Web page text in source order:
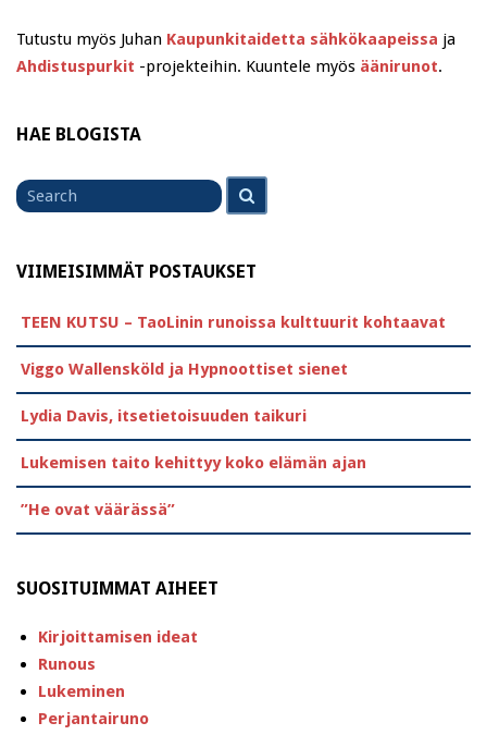
Tutustu myös Juhan Kaupunkitaidetta sähkökaapeissa ja
Ahdistuspurkit -projekteihin. Kuuntele myös äänirunot.
HAE BLOGISTA
Search
for
VIIMEISIMMÄT POSTAUKSET
TEEN KUTSU – TaoLinin runoissa kulttuurit kohtaavat
Viggo Wallensköld ja Hypnoottiset sienet
Lydia Davis, itsetietoisuuden taikuri
Lukemisen taito kehittyy koko elämän ajan
”He ovat väärässä”
SUOSITUIMMAT AIHEET
Kirjoittamisen ideat
Runous
Lukeminen
Perjantairuno